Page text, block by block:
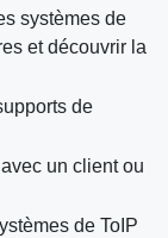
systèmes de
et découvrir la
de
un client ou
de ToIP